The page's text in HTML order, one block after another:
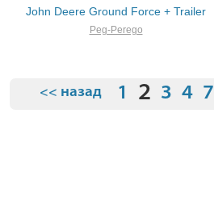
John Deere Ground Force + Trailer
Peg-Perego
<< назад 1 2 3 4 7